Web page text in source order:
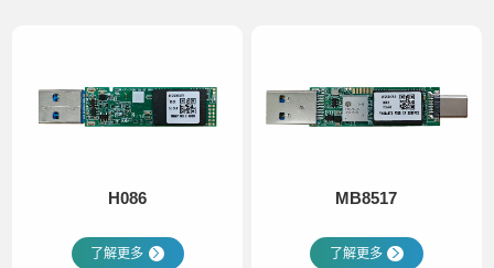
H086
了解更多
MB8517
了解更多